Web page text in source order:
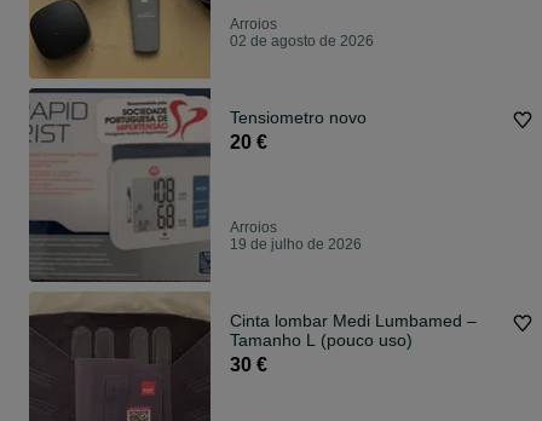
Arroios
02 de agosto de 2026
Tensiometro novo
20 €
Arroios
19 de julho de 2026
Cinta lombar Medi Lumbamed –
Tamanho L (pouco uso)
30 €